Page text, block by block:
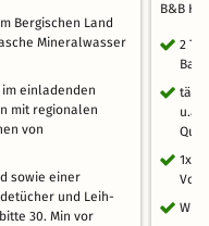
Bergischen Land
Mineralwasser
einladenden
mit regionalen
von
sowie einer
und Leih-
30. Min vor
B&B
2
u.a.
1x